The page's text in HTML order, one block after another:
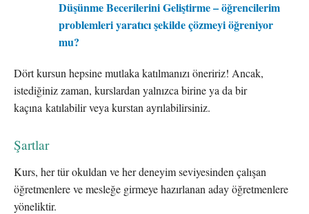
Düşünme Becerilerini Geliştirme – öğrencilerim
problemleri yaratıcı şekilde çözmeyi öğreniyor
mu?
Dört kursun hepsine mutlaka katılmanızı öneririz! Ancak,
istediğiniz zaman, kurslardan yalnızca birine ya da bir
kaçına katılabilir veya kurstan ayrılabilirsiniz.
Şartlar
Kurs, her tür okuldan ve her deneyim seviyesinden çalışan
öğretmenlere ve mesleğe girmeye hazırlanan aday öğretmenlere
yöneliktir.